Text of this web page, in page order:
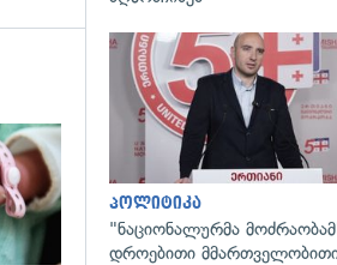
გადახედვა
პოლიტიკა
"ნაციონალურმა
დროებითი